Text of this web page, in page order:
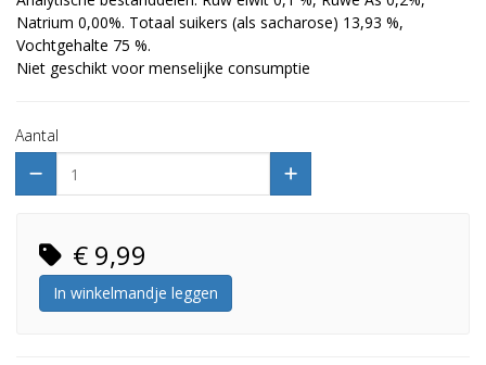
Natrium 0,00%. Totaal suikers (als sacharose) 13,93 %,
Vochtgehalte 75 %.
Niet geschikt voor menselijke consumptie
Aantal
€ 9,99
In winkelmandje leggen